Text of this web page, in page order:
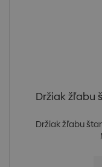
Držiak žľabu
Držiak žľabu